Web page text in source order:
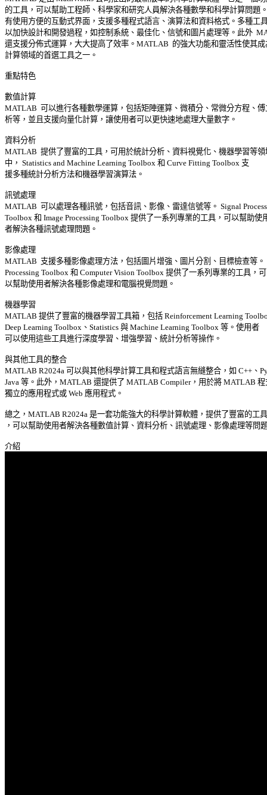
的工具，可以幫助工程師、科學家和研究人員解決各種數學和科學計算問題
有使用方便的互動式界面，支援多種程式語言、演算法和資料格式。多種工
以加快設計和開發過程，如控制系統、最佳化、信號和圖片處理等。此外
還支援分佈式運算，大大提高了效率。MATLAB  的強大功能和靈活性使其
計算領域的首選工具之一。
重點特色
數值計算
MATLAB  可以進行各種數學運算，包括矩陣運算、微積分、常微分方程、
析等，並且支援向量化計算，讓使用者可以更快速地處理大量數字。
資料分析
MATLAB  提供了豐富的工具，可用於統計分析、資料視覺化、機器學習等
中， Statistics and Machine Learning Toolbox 和 Curve Fitting Toolbox 支
援多種統計分析方法和機器學習演算法。
訊號處理
MATLAB  可以處理各種訊號，包括音訊、影像、雷達信號等。 Signal
Toolbox 和 Image Processing Toolbox 提供了一系列專業的工具，可以幫助使
者解決各種訊號處理問題。
影像處理
MATLAB  支援多種影像處理方法，包括圖片增強、圖片分割、目標檢查等。
Processing Toolbox 和 Computer Vision Toolbox 提供了一系列專業的工具，
以幫助使用者解決各種影像處理和電腦視覺問題。
機器學習
MATLAB 提供了豐富的機器學習工具箱，包括 Reinforcement Learning
Deep Learning Toolbox、Statistics 與 Machine Learning Toolbox 等。使用者
可以使用這些工具進行深度學習、增強學習、統計分析等操作。
與其他工具的整合
MATLAB R2024a 可以與其他科學計算工具和程式語言無縫整合，如 C++、
Java 等。此外，MATLAB 還提供了 MATLAB Compiler，用於將 MATLAB
獨立的應用程式或 Web 應用程式。
總之，MATLAB R2024a 是一套功能強大的科學計算軟體，提供了豐富的工
，可以幫助使用者解決各種數值計算、資料分析、訊號處理、影像處理等問